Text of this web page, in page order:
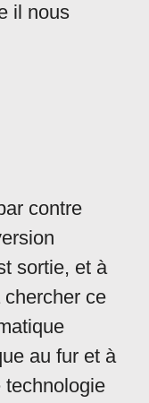
il nous
contre
sortie, et à
chercher ce
au fur et à
technologie